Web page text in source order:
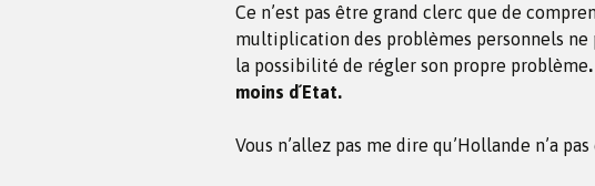
Ce n’est pas être grand clerc que de
multiplication des problèmes personnels ne
la possibilité de régler son propre problème
moins d´Etat.
Vous n’allez pas me dire qu’Hollande n’a